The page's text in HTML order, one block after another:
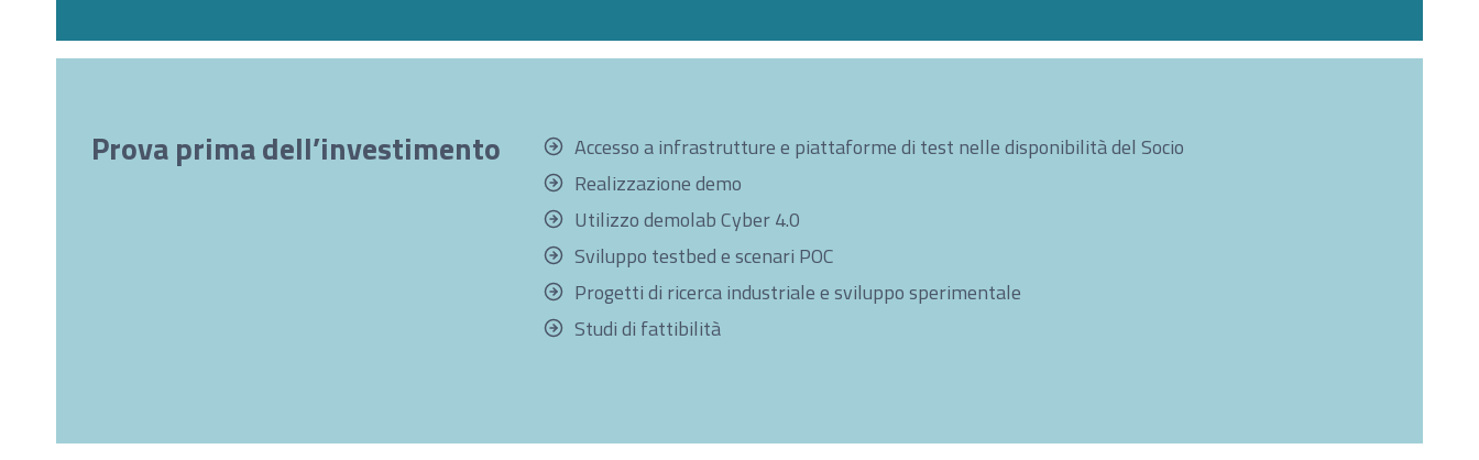
Prova prima dell’investimento
Accesso a infrastrutture e piattaforme di test nelle disponibilità del Socio
Realizzazione demo
Utilizzo demolab Cyber 4.0
Sviluppo testbed e scenari POC
Progetti di ricerca industriale e sviluppo sperimentale
Studi di fattibilità